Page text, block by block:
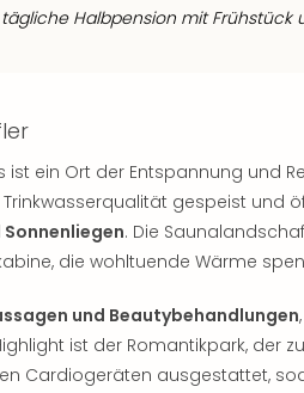
Halbpension mit Frühstück
ein Ort der Entspannung und
gespeist und
Sonnenliegen. Die
die wohltuende Wärme
und Beautybehandlungen
ist der Romantikpark, der
Cardiogeräten ausgestattet,